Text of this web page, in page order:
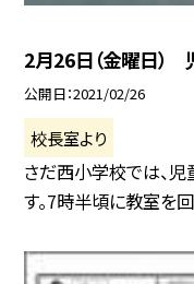
2月26日（金曜日）
公開日 2021/02/26
校長室より
さだ西小学校では、
す。7時半頃に教室を